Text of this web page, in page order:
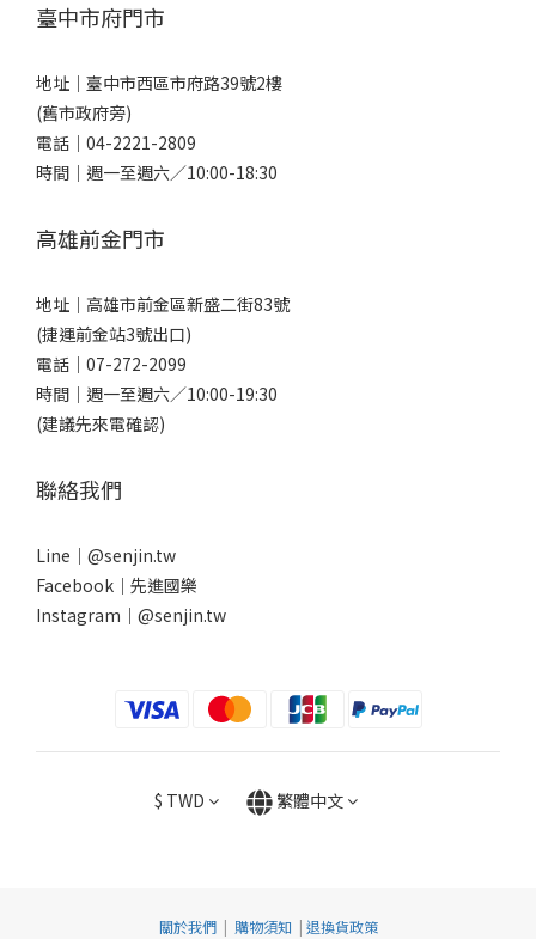
臺中市府門市
地址｜ 臺中市西區市府路39號2樓
(舊市政府旁)
電話｜ 04-2221-2809
時間｜週一至週六／10:00-18:30
高雄前金門市
地址｜ 高雄市前金區新盛二街83號
(捷運前金站3號出口)
電話｜ 07-272-2099
時間｜週一至週六／10:00-19:30
(建議先來電確認)
聯絡我們
Line｜ @senjin.tw
Facebook｜ 先進國樂
Instagram｜ @senjin.tw
$ TWD 繁體中文
關於我們| 購物須知 | 退換貨政策